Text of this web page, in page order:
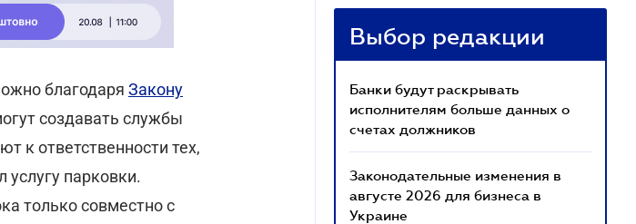
благодаря Закону
создавать службы
к ответственности тех,
услугу парковки.
только совместно с
Выбор редакции
Банки будут раскрывать
исполнителям больше данных о
счетах должников
Законодательные изменения в
августе 2026 для бизнеса в
Украине